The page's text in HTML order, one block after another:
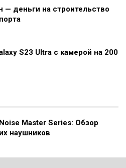
— деньги на строительство
S23 Ultra с камерой на 200
Master Series: Обзор
наушников